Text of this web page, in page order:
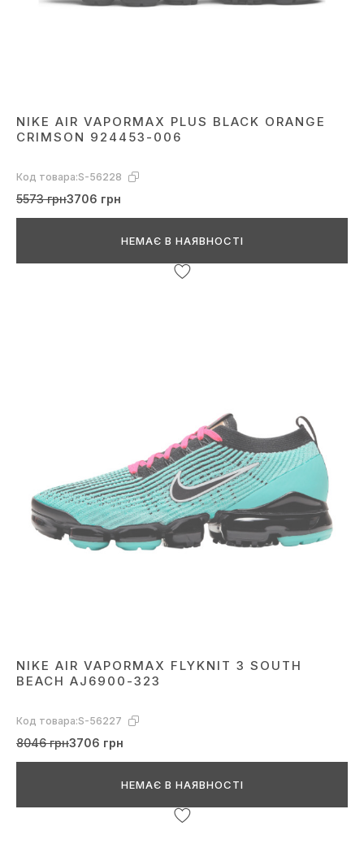
NIKE AIR VAPORMAX PLUS BLACK ORANGE
CRIMSON 924453-006
Код товара:S-56228
5573 грн3706 грн
НЕМАЄ В НАЯВНОСТІ
NIKE AIR VAPORMAX FLYKNIT 3 SOUTH
BEACH AJ6900-323
Код товара:S-56227
8046 грн3706 грн
НЕМАЄ В НАЯВНОСТІ